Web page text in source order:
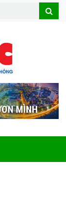
Search